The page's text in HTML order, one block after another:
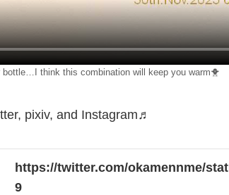
bottle…I think this combination will keep you warm🐥
pixiv, and Instagram♬
https://twitter.com/okamennme/
9